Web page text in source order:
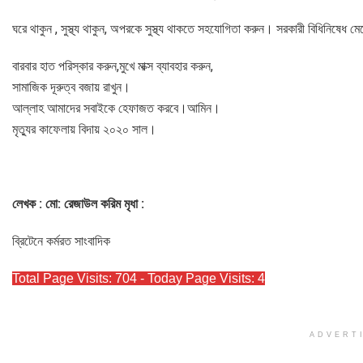
ঘরে থাকুন , সুস্থ্য থাকুন, অপরকে সুস্থ্য থাকতে সহযোগিতা করুন। সরকারী বিধিনিষেধ
বারবার হাত পরিস্কার করুন,মুখে মাক্স ব্যাবহার করুন,
সামাজিক দূরুত্ব বজায় রাখুন।
আল্লাহ আমাদের সবাইকে হেফাজত করবে।আমিন।
মৃত্যুর কাফেলায় বিদায় ২০২০ সাল।
লেখক : মো: রেজাউল করিম মৃধা :
ব্রিটেনে কর্মরত সাংবাদিক
Total Page Visits: 704 - Today Page Visits: 4